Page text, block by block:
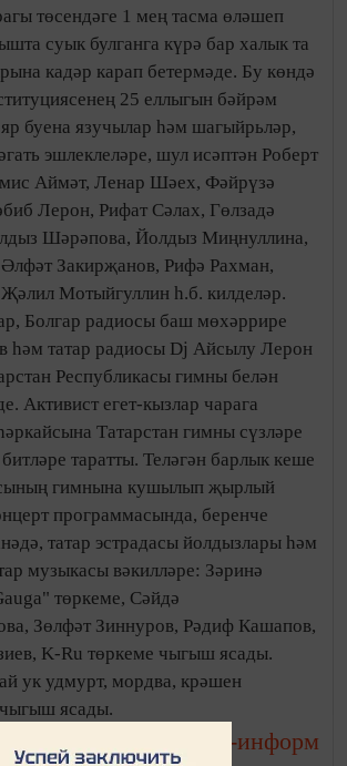
төсендәге 1 мең тасма өләшеп
суык булганга күрә бар халык та
кадәр карап бетермәде. Бу көндә
25 еллыгын бәйрәм
буена язучылар һәм шагыйрьләр,
эшлеклеләре, шул исәптән Роберт
Аймәт, Ленар Шәех, Фәйрүзә
Лерон, Рифат Сәлах, Гөлзадә
Шәрәпова, Йолдыз Миңнуллина,
Закирҗанов, Рифә Рахман,
Мотыйгуллин һ.б. килделәр.
Болгар радиосы баш мөхәррире
һәм татар радиосы Dj Айсылу Лерон
Республикасы гимны белән
Активист егет-кызлар чарага
Татарстан гимны сүзләре
битләре таратты. Теләгән барлык кеше
гимнына кушылып җырлый
программасында, беренче
татар эстрадасы йолдызлары һәм
музыкасы вәкилләре: Зәринә
төркеме, Сәйдә
Зөлфәт Зиннуров, Рәдиф Кашапов,
K-Ru төркеме чыгыш ясады.
ук удмурт, мордва, крәшен
ясады.
Татар-информ